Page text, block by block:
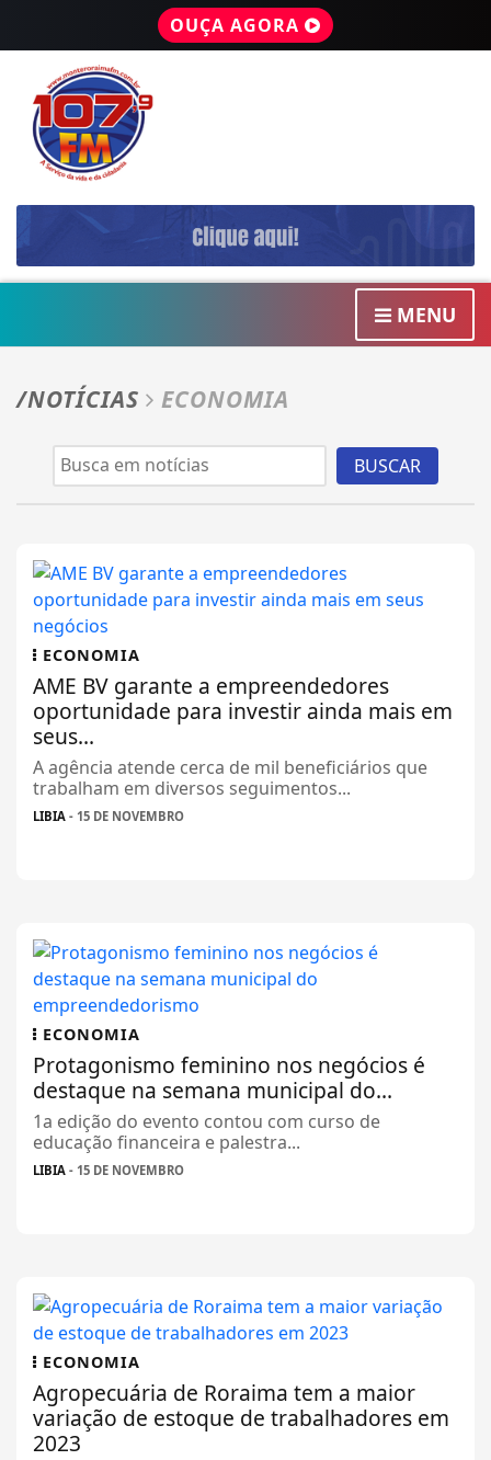
OUÇA AGORA
MENU
/NOTÍCIAS ECONOMIA
BUSCAR
ECONOMIA
AME BV garante a empreendedores
oportunidade para investir ainda mais em
seus...
A agência atende cerca de mil beneficiários que
trabalham em diversos seguimentos...
LIBIA - 15 DE NOVEMBRO
ECONOMIA
Protagonismo feminino nos negócios é
destaque na semana municipal do...
1a edição do evento contou com curso de
educação financeira e palestra...
LIBIA - 15 DE NOVEMBRO
ECONOMIA
Agropecuária de Roraima tem a maior
variação de estoque de trabalhadores em
2023